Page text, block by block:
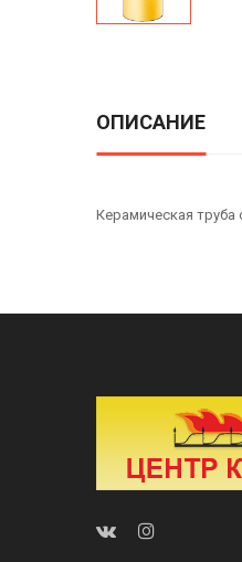
ОПИСАНИЕ
Керамическая труба